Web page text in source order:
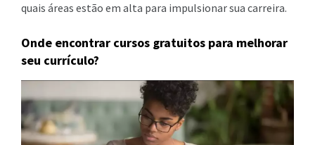
quais áreas estão em alta para impulsionar sua carreira.
Onde encontrar cursos gratuitos para melhorar
seu currículo?